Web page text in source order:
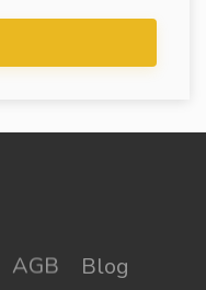
AGB
Blog